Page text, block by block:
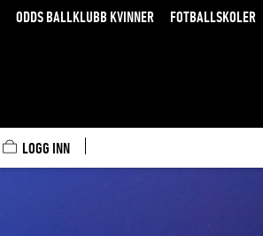
ODDS BALLKLUBB KVINNER FOTBALLSKOLER
LOGG INN